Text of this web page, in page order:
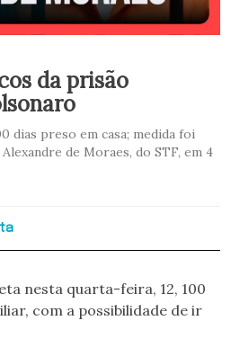
da prisão
dias preso em casa; medida foi
de Moraes, do STF, em 4
nesta quarta-feira, 12, 100
com a possibilidade de ir